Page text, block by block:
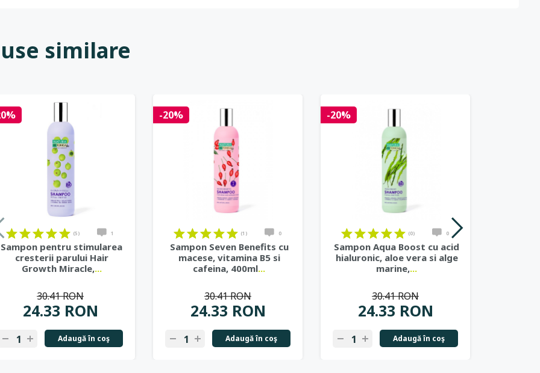
similare
(5) 1
Sampon pentru stimularea
cresterii parului Hair
Growth Miracle,...
24.33 RON
30.41 RON
Adaugă în coş
-20%
(1) 0
Sampon Seven Benefits cu
macese, vitamina B5 si
cafeina, 400ml...
24.33 RON
30.41 RON
Adaugă în coş
-20%
(0) 0
Sampon Aqua Boost cu acid
hialuronic, aloe vera si alge
marine,...
24.33 RON
30.41 RON
Adaugă în coş